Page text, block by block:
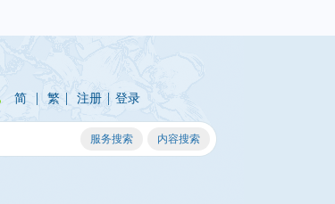
简 | 繁 | 注册 | 登录